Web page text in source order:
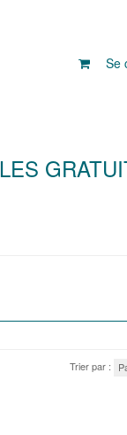
Se
LES
Trier par :